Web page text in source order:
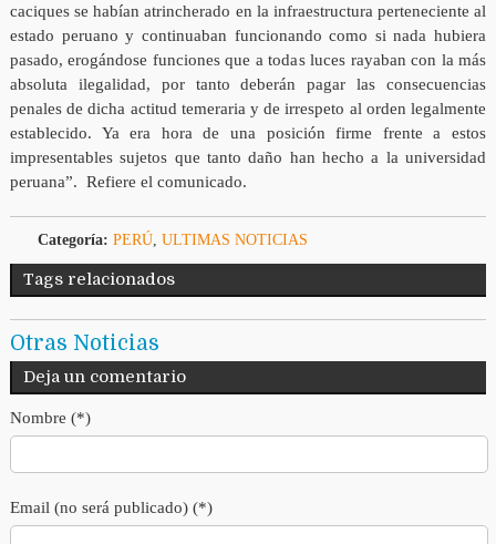
caciques se habían atrincherado en la infraestructura perteneciente al
estado peruano y continuaban funcionando como si nada hubiera
pasado, erogándose funciones que a todas luces rayaban con la más
absoluta ilegalidad, por tanto deberán pagar las consecuencias
penales de dicha actitud temeraria y de irrespeto al orden legalmente
establecido. Ya era hora de una posición firme frente a estos
impresentables sujetos que tanto daño han hecho a la universidad
peruana”. Refiere el comunicado.
Categoría: PERÚ, ULTIMAS NOTICIAS
Tags relacionados
Otras Noticias
Deja un comentario
Nombre (*)
Email (no será publicado) (*)